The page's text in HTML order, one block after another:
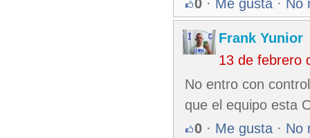
0 · Me gusta · No
Frank Yunior
13 de febrero
No entro con
que el equipo esta
0 · Me gusta · No